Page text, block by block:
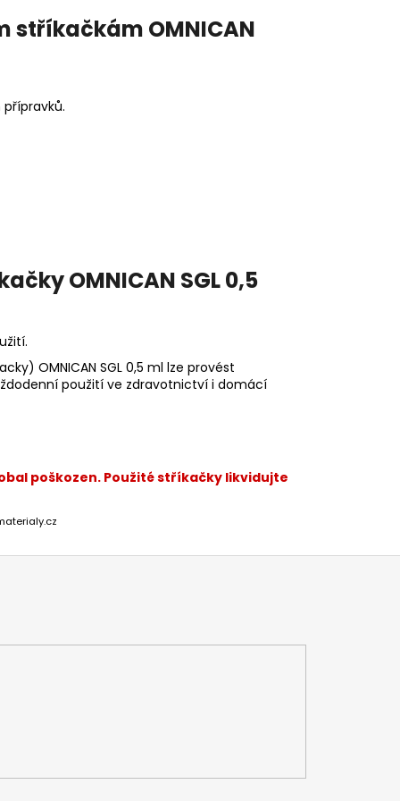
stříkačkám OMNICAN
OMNICAN SGL 0,5
OMNICAN SGL 0,5 ml lze provést
použití ve zdravotnictví i domácí
poškozen. Použité stříkačky likvidujte